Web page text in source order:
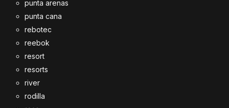
punta arenas
punta cana
rebotec
reebok
resort
resorts
river
rodilla